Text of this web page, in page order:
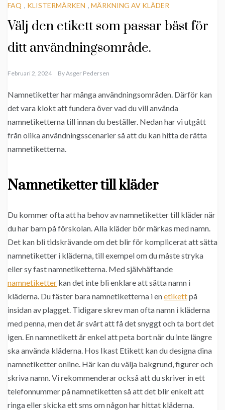
FAQ , KLISTERMÄRKEN , MÄRKNING AV KLÄDER
Välj den etikett som passar bäst för
ditt användningsområde.
Februari 2, 2024 ByAsger Pedersen
Namnetiketter har många användningsområden. Därför kan
det vara klokt att fundera över vad du vill använda
namnetiketterna till innan du beställer. Nedan har vi utgått
från olika användningsscenarier så att du kan hitta de rätta
namnetiketterna.
Namnetiketter till kläder
Du kommer ofta att ha behov av namnetiketter till kläder när
du har barn på förskolan. Alla kläder bör märkas med namn.
Det kan bli tidskrävande om det blir för komplicerat att sätta
namnetiketter i kläderna, till exempel om du måste stryka
eller sy fast namnetiketterna. Med självhäftande
namnetiketter kan det inte bli enklare att sätta namn i
kläderna. Du fäster bara namnetiketterna i enetikettpå
insidan av plagget. Tidigare skrev man ofta namn i kläderna
med penna, men det är svårt att få det snyggt och ta bort det
igen. En namnetikett är enkel att peta bort när du inte längre
ska använda kläderna. Hos Ikast Etikett kan du designa dina
namnetiketter online. Här kan du välja bakgrund, figurer och
skriva namn. Vi rekommenderar också att du skriver in ett
telefonnummer på namnetiketten så att det blir enkelt att
ringa eller skicka ett sms om någon har hittat kläderna.